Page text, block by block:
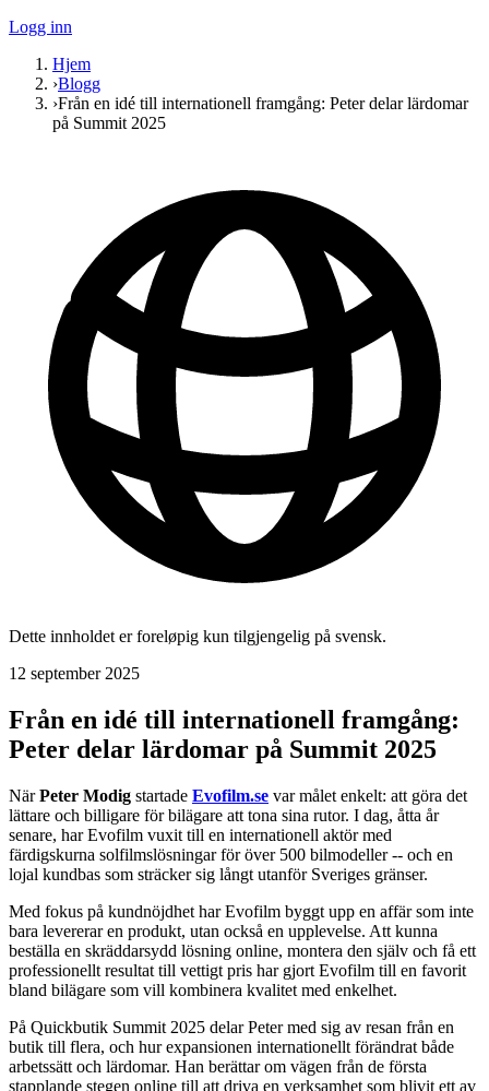
Logg inn
Hjem
›Blogg
›Från en idé till internationell framgång: Peter delar lärdomar
på Summit 2025
Dette innholdet er foreløpig kun tilgjengelig på svensk.
12 september 2025
Från en idé till internationell framgång:
Peter delar lärdomar på Summit 2025
NärPeter Modig startade Evofilm.se var målet enkelt: att göra det
lättare och billigare för bilägare att tona sina rutor. I dag, åtta år
senare, har Evofilm vuxit till en internationell aktör med
färdigskurna solfilmslösningar för över 500 bilmodeller -- och en
lojal kundbas som sträcker sig långt utanför Sveriges gränser.
Med fokus på kundnöjdhet har Evofilm byggt upp en affär som inte
bara levererar en produkt, utan också en upplevelse. Att kunna
beställa en skräddarsydd lösning online, montera den själv och få ett
professionellt resultat till vettigt pris har gjort Evofilm till en favorit
bland bilägare som vill kombinera kvalitet med enkelhet.
På Quickbutik Summit 2025 delar Peter med sig av resan från en
butik till flera, och hur expansionen internationellt förändrat både
arbetssätt och lärdomar. Han berättar om vägen från de första
stapplande stegen online till att driva en verksamhet som blivit ett av